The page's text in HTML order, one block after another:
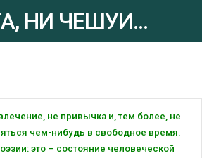
НИ ЧЕШУИ...
не привычка и, тем более, не
чем-нибудь в свободное время.
это – состояние человеческой